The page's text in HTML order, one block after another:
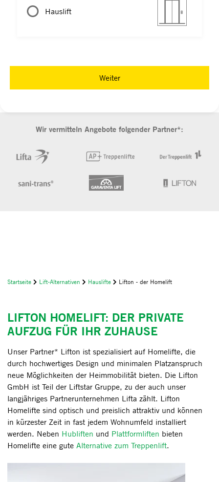
Hauslift
Weiter
Wir vermitteln Angebote folgender Partner*:
Startseite Lift-Alternativen Hauslifte Lifton - der Homelift
LIFTON HOMELIFT: DER PRIVATE
AUFZUG FÜR IHR ZUHAUSE
Unser Partner* Lifton ist spezialisiert auf Homelifte, die
durch hochwertiges Design und minimalen Platzanspruch
neue Möglichkeiten der Heimmobilität bieten. Die Lifton
GmbH ist Teil der Liftstar Gruppe, zu der auch unser
langjähriges Partnerunternehmen Lifta zählt. Lifton
Homelifte sind optisch und preislich attraktiv und können
in kürzester Zeit in fast jedem Wohnumfeld installiert
werden. Neben Hubliften und Plattformliften bieten
Homelifte eine gute Alternative zum Treppenlift.